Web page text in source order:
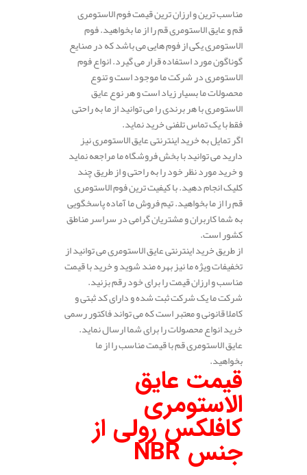
مناسب ترین و ارزان ترین قیمت فوم الاستومری
قم و عایق الاستومری قم را از ما بخواهید. فوم
الاستومری یکی از فوم هایی می باشد که در صنایع
گوناگون مورد استفاده قرار می گیرد. انواع فوم
الاستومری در شرکت ما موجود است و تنوع
محصولات ما بسیار زیاد است و هر نوع عایق
الاستومری با هر برندی را می توانید از ما به راحتی
فقط با یک تماس تلفنی خرید نماید.
اگر تمایل به خرید اینترنتی عایق الاستومری نیز
دارید می توانید با بخش فروشگاه ما مراجعه نماید
و خرید مورد نظر خود را به راحتی و از طریق چند
کلیک انجام دهید. با کیفیت ترین فوم الاستومری
قم را از ما بخواهید. تیم فروش ما آماده پاسخگویی
به شما کاربران و مشتریان گرامی در سراسر مناطق
کشور است.
از طریق خرید اینترنتی عایق الاستومری می توانید از
تخفیفات ویژه ما نیز بهره مند شوید و خرید با قیمت
مناسب و ارزان قیمت را برای خود رقم بزنید.
شرکت ما یک شرکت ثبت شده و دارای کد ثبتی و
کاملا قانونی و معتبر است که می تواند فاکتور رسمی
خرید انواع محصولات را برای شما ارسال نماید.
عایق الاستومری قم با قیمت مناسب را از ما
بخواهید.
قیمت عایق
الاستومری
کافلکس رولی از
جنس NBR